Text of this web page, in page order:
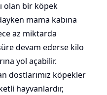
olan bir köpek
mama kabına
az miktarda
devam ederse kilo
yol açabilir.
dostlarımız köpekler
hayvanlardır,